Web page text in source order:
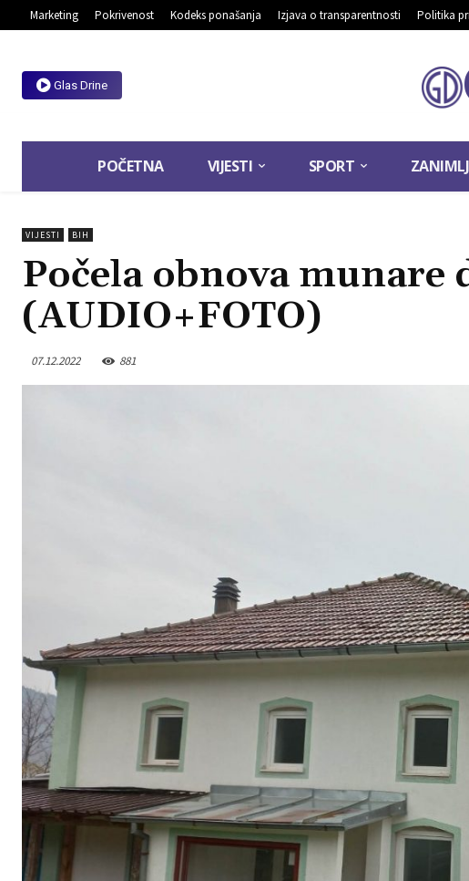
Marketing Pokrivenost Kodeks ponašanja Izjava o transparentnosti Politika
Glas Drine
POČETNA VIJESTI SPORT
VIJESTI BIH
Počela obnova munare
(AUDIO+FOTO)
07.12.2022 881